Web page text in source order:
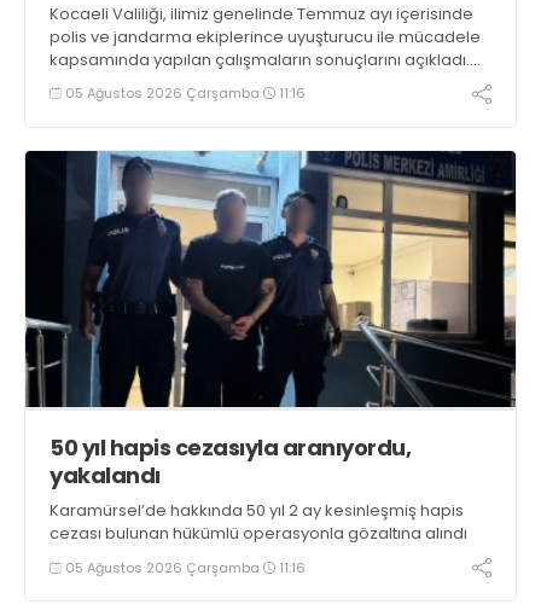
Kocaeli Valiliği, ilimiz genelinde Temmuz ayı içerisinde
polis ve jandarma ekiplerince uyuşturucu ile mücadele
kapsamında yapılan çalışmaların sonuçlarını açıkladı.
Çalışmalar sonucunda uyuşturucu ve uyarıcı madde
kullanan, ticaretini ve sevkiyatını yapan 44 şahıs
05 Ağustos 2026 Çarşamba 11:16
50 yıl hapis cezasıyla aranıyordu,
yakalandı
Karamürsel’de hakkında 50 yıl 2 ay kesinleşmiş hapis
cezası bulunan hükümlü operasyonla gözaltına alındı
05 Ağustos 2026 Çarşamba 11:16